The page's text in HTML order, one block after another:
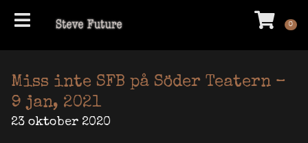
Steve Future Blues
Hem 0
Miss inte SFB på Söder Teatern –
9 jan, 2021
23 oktober 2020